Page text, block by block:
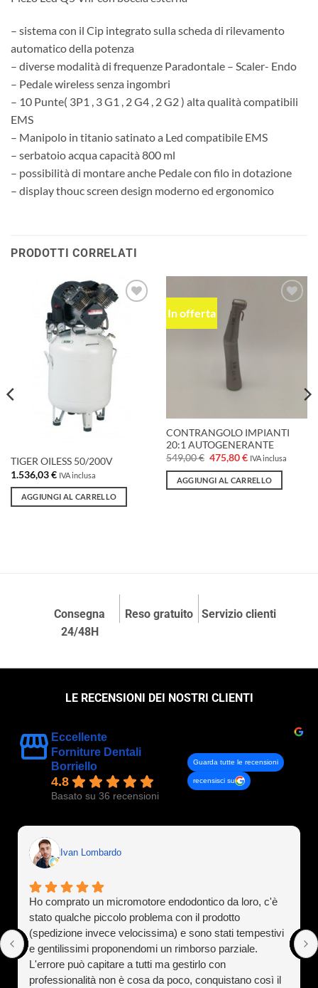
– sistema con il Cip integrato sulla scheda di rilevamento
automatico della potenza
– diverse modalità di frequenze Paradontale – Scaler- Endo
– Pedale wireless senza ingombri
– 10 Punte( 3P1 , 3 G1 , 2 G4 , 2 G2 ) alta qualità compatibili
EMS
– Manipolo in titanio satinato a Led compatibile EMS
– serbatoio acqua capacità 800 ml
– possibilità di montare anche Pedale con filo in dotazione
– display thouc screen design moderno ed ergonomico
PRODOTTI CORRELATI
TIGER OILESS 50/200V
1.536,03€ IVA inclusa
AGGIUNGI AL CARRELLO
In offerta
CONTRANGOLO IMPIANTI
20:1 AUTOGENERANTE
549,00€ Il
prezzo
originale
era:
475,80€Il
attuale
è:
IVA inclusa
AGGIUNGI AL CARRELLO
Consegna
24/48H
Reso gratuito Servizio clienti
LE RECENSIONI DEI NOSTRI CLIENTI
Eccellente
Forniture Dentali
Borriello
4.8
Basato su 36 recensioni
Guarda tutte le recensioni
recensisci su
Ivan Lombardo
Ho comprato un micromotore endodontico da loro, c'è
stato qualche piccolo problema con il prodotto
(spedizione invece velocissima) e sono stati tempestivi
e gentilissimi proponendomi un rimborso parziale.
L'errore può capitare a tutti ma gestirlo con
professionalità non è cosa da poco, conquistano così il